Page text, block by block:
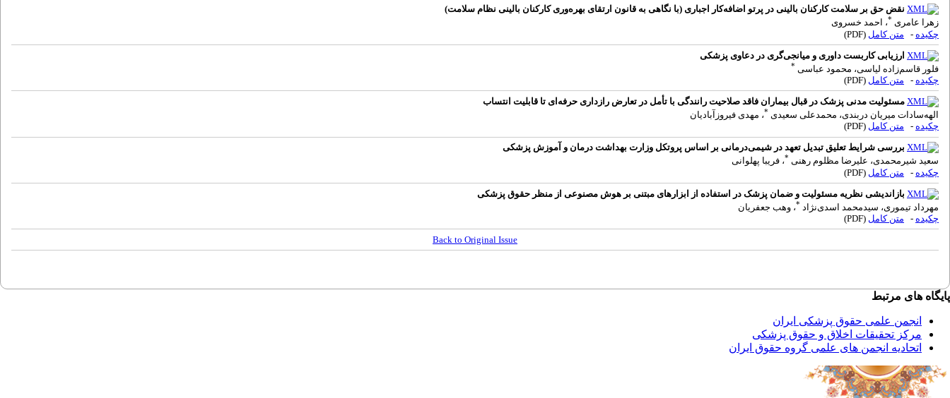
نقض حق بر سلامت کارکنان بالینی در پرتو اضافه‌کار اجباری (با نگاهی به قانون ارتقای بهره‌وری کارکنان بالینی نظام سلامت)
زهرا عامری *، احمد خسروی
چکیده - متن کامل (PDF)
ارزیابی کاربست داوری و میانجی‌گری در دعاوی پزشکی
فلور قاسم‌زاده لیاسی، محمود عباسی *
چکیده - متن کامل (PDF)
مسئولیت مدنی پزشک در قبال بیماران فاقد صلاحیت رانندگی با تأمل در تعارض رازداری حرفه‌ای تا قابلیت انتساب
الهه‌سادات میریان دربندی، محمدعلی سعیدی *، مهدی فیروزآبادیان
چکیده - متن کامل (PDF)
بررسی شرایط تعلیق تبدیل تعهد در شیمی‌درمانی بر اساس پروتکل وزارت بهداشت درمان و آموزش پزشکی
سعید شیرمحمدی، علیرضا مظلوم رهنی *، فریبا پهلوانی
چکیده - متن کامل (PDF)
بازاندیشی نظریه مسئولیت و ضمان پزشک در استفاده از ابزارهای مبتنی بر هوش مصنوعی از منظر حقوق پزشکی
مهرداد تیموری، سیدمحمد اسدی‌نژاد *، وهب جعفریان
چکیده - متن کامل (PDF)
Back to Original Issue
پایگاه های مرتبط
انجمن علمی حقوق پزشکی ایران
مرکز تحقیقات اخلاق و حقوق پزشکی
اتحادیه انجمن های علمی گروه حقوق ایران